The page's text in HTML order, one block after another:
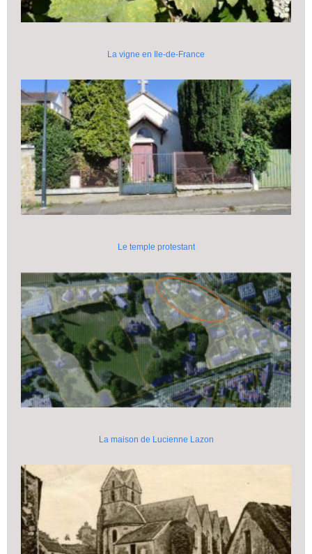
La vigne en Ile-de-France
Le temple protestant
La maison de Lucienne Lazon